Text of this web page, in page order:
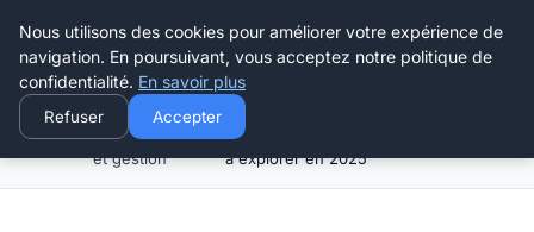
Henry Panky
Financement
et gestion
les 18 industries les plus prometteuses
à explorer en 2025
Nous utilisons des cookies pour améliorer votre expérience de
navigation. En poursuivant, vous acceptez notre politique de
confidentialité. En savoir plus
Refuser Accepter